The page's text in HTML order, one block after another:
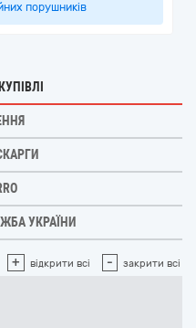
порушників
УКРАЇНИ
+ відкрити всі - закрити всі